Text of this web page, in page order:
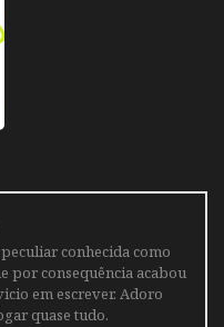
conhecida como
por consequência acabou
em escrever. Adoro
quase tudo.